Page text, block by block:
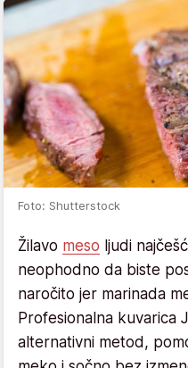
Foto: Shutterstock
Žilavo meso ljudi
neophodno da biste
naročito jer marinada
Profesionalna kuvarica
alternativni metod,